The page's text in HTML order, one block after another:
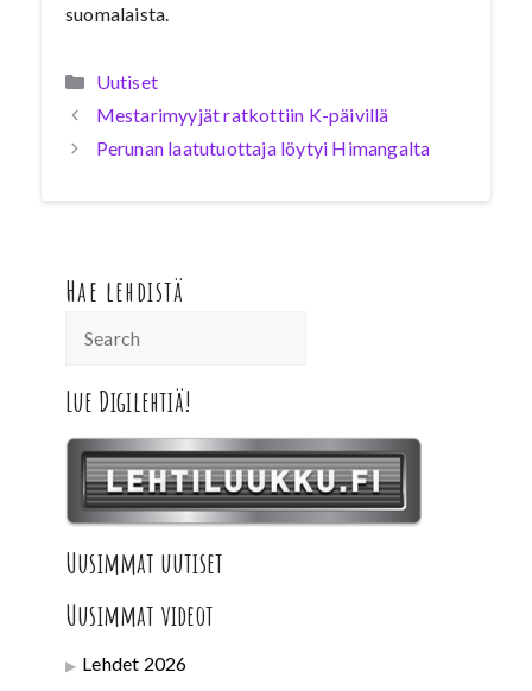
suomalaista.
Kategoriat
Uutiset
Mestarimyyjät ratkottiin K-päivillä
Perunan laatutuottaja löytyi Himangalta
Hae lehdistä
Lue Digilehtiä!
Uusimmat uutiset
Uusimmat videot
Lehdet 2026